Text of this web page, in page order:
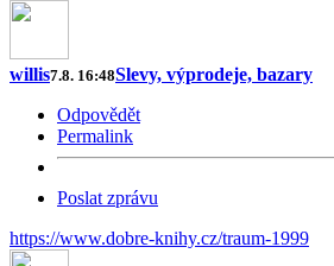
willis7.8. 16:48Slevy, výprodeje, bazary
Odpovědět
Permalink
Poslat zprávu
https://www.dobre-knihy.cz/traum-1999